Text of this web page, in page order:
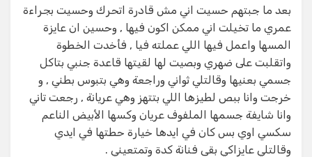
بعد ما جبتهم حسيت اني مش قادرة اتحرك وحسيت بجراءة
عمري ما تخيلت اني ممكن اكون فيها , وحسين ان عايزة
المسها واعمل فيها اللي عملته فيا , فأخدت الخطوة
واتقلبت على ضهري وبصيت لها لقيتها قاعدة جنبي بتاكل
جسمي بعنيها وقالتلي ثواني وراجعة وهي بتبوس بطني , و
خرجت وانا ببص لطيزها اللي بتتهز وهي عريانة , رجعت تاني
وانا شايفة جسمها الملفوف عريان وكسها الأبيض الناعم
سكسي اوي بس كان في ايدها خيارة حطتها في ايدي
وقالتلي عايزاكي بقى فنانة كدة وتمتعيني .